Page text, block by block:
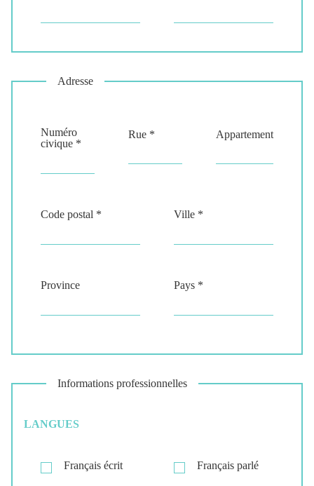
Adresse
Numéro
civique *
Rue * Appartement
Code postal * Ville *
Province Pays *
Informations professionnelles
LANGUES
Français écrit Français parlé